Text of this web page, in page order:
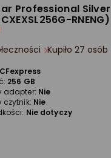
Professional
RNENG)
Kupiło 27 osób
CFexpress
256 GB
adapter: Nie
czytnik: Nie
Nie dotyczy